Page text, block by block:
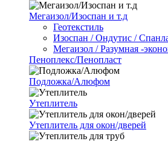
Мегаизол/Изоспан и т.д
Геотекстиль
Изоспан / Ондутис /
Мегаизол / Разумная -
Пеноплекс/Пенопласт
Подложка/Алюфом
Утеплитель
Утеплитель для окон/дверей